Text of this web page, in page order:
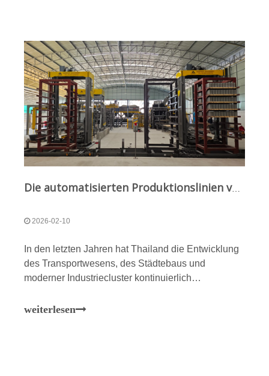
Die automatisierten Produktionslinien von Qunfeng Machinery wurden in Thailand erfolgreich implementiert und erfreuen sich mit ihren intelligenten Fertigungslösungen und der lokalisierten Technik zunehmender Beliebtheit auf ausländischen Märkten
2026-02-10
In den letzten Jahren hat Thailand die Entwicklung
des Transportwesens, des Städtebaus und
moderner Industriecluster kontinuierlich
Infrastruktur hat höhere Anforderungen an den
weiterlesen